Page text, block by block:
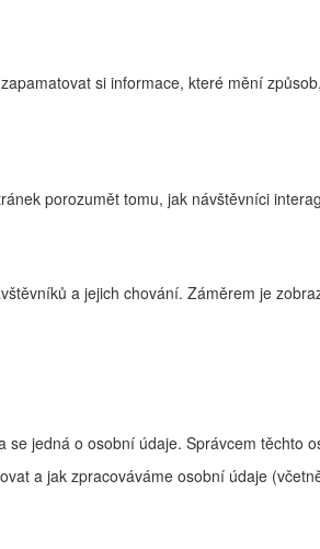
si informace, které mění
porozumět tomu, jak návštěvníci
a jejich chování. Záměrem je
jedná o osobní údaje. Správcem
a jak zpracováváme osobní údaje